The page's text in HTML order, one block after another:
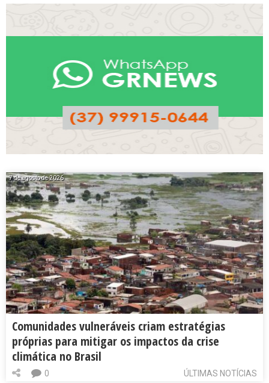
7 de agosto de 2026
Comunidades vulneráveis criam estratégias
próprias para mitigar os impactos da crise
climática no Brasil
ÚLTIMAS NOTÍCIAS
0